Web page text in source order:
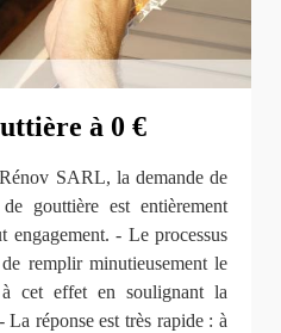
à 0 €
SARL, la demande de
gouttière est entièrement
engagement. - Le processus
remplir minutieusement le
cet effet en soulignant la
La réponse est très rapide : à